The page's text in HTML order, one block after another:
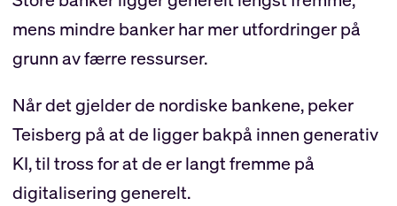
mens mindre banker har mer utfordringer på
grunn av færre ressurser.
Når det gjelder de nordiske bankene, peker
Teisberg på at de ligger bakpå innen generativ
KI, til tross for at de er langt fremme på
digitalisering generelt.